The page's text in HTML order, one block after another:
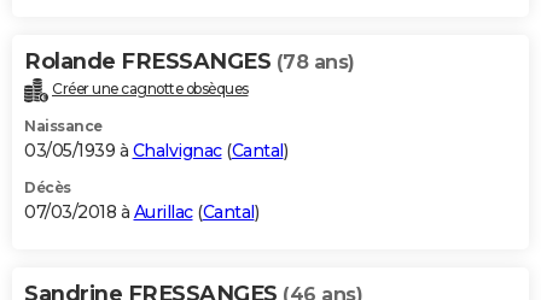
Bricolage
Lifestyle
Culture
Sport
Auto
Television
Voyage
Cinema
Rolande FRESSANGES (78 ans)
Créer une cagnotte obsèques
Naissance
03/05/1939 à Chalvignac(Cantal)
Décès
07/03/2018 à Aurillac(Cantal)
Sandrine FRESSANGES (46 ans)